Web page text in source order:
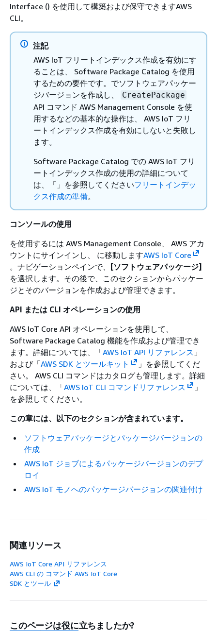
Interface () を使用して構築および保守できますAWS
CLI。
注記
AWS IoT フリートインデックス作成を有効にす
ることは、 Software Package Catalog を使用
するための要件です。でソフトウェアパッケー
ジバージョンを作成し、
CreatePackage
API コマンド AWS Management Console を使
用するなどの基本的な操作は、 AWS IoT フリ
ートインデックス作成を有効にしないと失敗し
ます。
Software Package Catalog での AWS IoT フリ
ートインデックス作成の使用の詳細について
は、「」を参照してくださいフリートインデッ
クス作成の準備。
コンソールの使用
を使用するには AWS Management Console、 AWS アカ
ウントにサインインし、 に移動しますAWS IoT Core
。ナビゲーションペインで、
[ソフトウェアパッケージ]
を選択します。その後で、このセクションからパッケー
ジとそのバージョンを作成および管理できます。
API または CLI オペレーションの使用
AWS IoT Core API オペレーションを使用して、
Software Package Catalog 機能を作成および管理でき
ます。詳細については、「AWS IoT API リファレンス 」
および「AWS SDK とツールキット
」を参照してくだ
さい。 AWS CLI コマンドはカタログも管理します。詳細
については、「AWS IoT CLI コマンドリファレンス
」
を参照してください。
この章には、以下のセクションが含まれています。
ソフトウェアパッケージとパッケージバージョンの
作成
AWS IoT ジョブによるパッケージバージョンのデプ
ロイ
AWS IoT モノへのパッケージバージョンの関連付け
関連リソース
AWS IoT Core API リファレンス
AWS CLI の コマンド AWS IoT Core
SDK とツール
このページは役に立ちましたか?